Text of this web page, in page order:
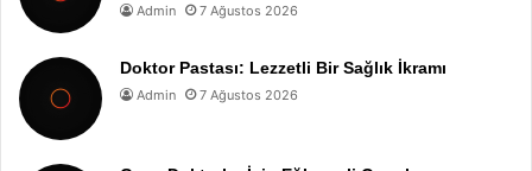
Admin 7 Ağustos 2026
Doktor Pastası: Lezzetli Bir Sağlık İkramı
Admin 7 Ağustos 2026